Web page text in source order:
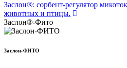
Заслон®: сорбент-регулятор
животных и птицы.
Заслон®-Фито
Заслон-ФИТО